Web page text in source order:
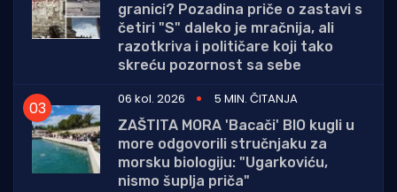
granici? Pozadina priče o zastavi s
četiri "S" daleko je mračnija, ali
razotkriva i političare koji tako
skreću pozornost sa sebe
06 kol. 2026
5 MIN. ČITANJA
ZAŠTITA MORA 'Bacači' BIO kugli u
more odgovorili stručnjaku za
morsku biologiju: "Ugarkoviću,
nismo šuplja priča"